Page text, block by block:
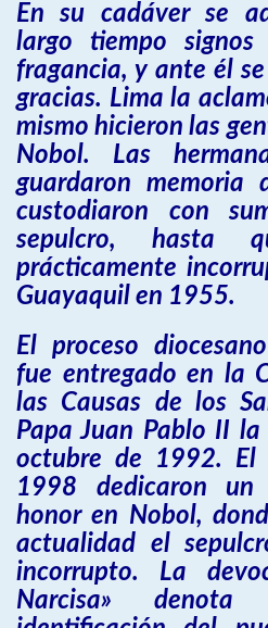
En su cadáver se
largo tiempo
fragancia, y ante él
gracias. Lima la
mismo hicieron las
Nobol. Las
guardaron memoria
custodiaron con
sepulcro, hasta
prácticamente
Guayaquil en 1955.
El proceso
fue entregado en la
las Causas de los
Papa Juan Pablo II
octubre de 1992.
1998 dedicaron
honor en Nobol,
actualidad el
incorrupto. La
Narcisa» denota